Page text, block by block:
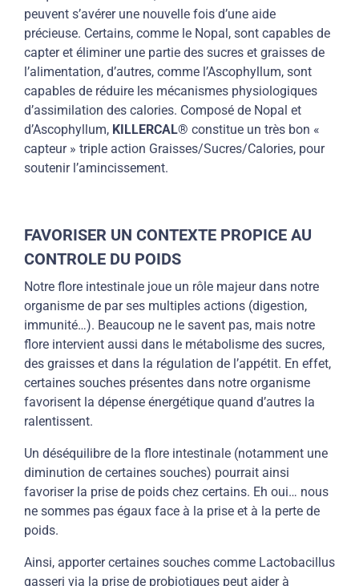
peuvent s’avérer une nouvelle fois d’une aide
précieuse. Certains, comme le Nopal, sont capables de
capter et éliminer une partie des sucres et graisses de
l’alimentation, d’autres, comme l’Ascophyllum, sont
capables de réduire les mécanismes physiologiques
d’assimilation des calories. Composé de Nopal et
d’Ascophyllum, KILLERCAL® constitue un très bon «
capteur» triple action Graisses/Sucres/Calories, pour
soutenir l’amincissement.
FAVORISER UN CONTEXTE PROPICE AU
CONTROLE DU POIDS
Notre flore intestinale joue un rôle majeur dans notre
organisme de par ses multiples actions (digestion,
immunité…). Beaucoup ne le savent pas, mais notre
flore intervient aussi dans le métabolisme des sucres,
des graisses et dans la régulation de l’appétit. En effet,
certaines souches présentes dans notre organisme
favorisent la dépense énergétique quand d’autres la
ralentissent.
Un déséquilibre de la flore intestinale (notamment une
diminution de certaines souches) pourrait ainsi
favoriser la prise de poids chez certains. Eh oui… nous
ne sommes pas égaux face à la prise et à la perte de
poids.
Ainsi, apporter certaines souches comme Lactobacillus
gasseri via la prise de probiotiques peut aider à